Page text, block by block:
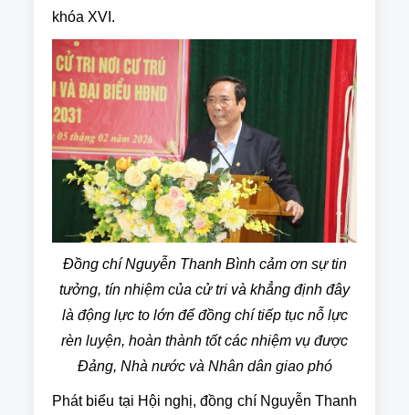
khóa XVI.
Đồng chí Nguyễn Thanh Bình cảm ơn sự tin
tưởng, tín nhiệm của cử tri và khẳng định đây
là động lực to lớn để đồng chí tiếp tục nỗ lực
rèn luyện, hoàn thành tốt các nhiệm vụ được
Đảng, Nhà nước và Nhân dân giao phó
Phát biểu tại Hội nghị, đồng chí Nguyễn Thanh